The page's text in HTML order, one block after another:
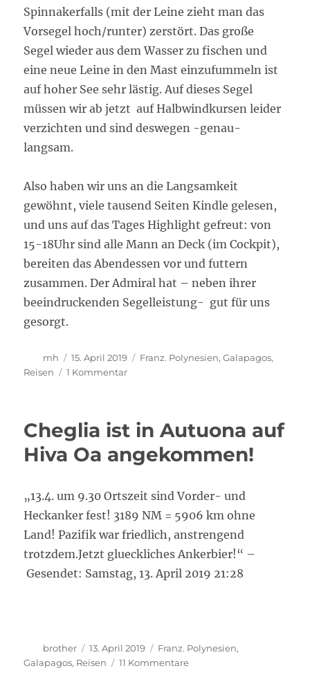
Spinnakerfalls (mit der Leine zieht man das
Vorsegel hoch/runter) zerstört. Das große
Segel wieder aus dem Wasser zu fischen und
eine neue Leine in den Mast einzufummeln ist
auf hoher See sehr lästig. Auf dieses Segel
müssen wir ab jetzt auf Halbwindkursen leider
verzichten und sind deswegen -genau-
langsam.
Also haben wir uns an die Langsamkeit
gewöhnt, viele tausend Seiten Kindle gelesen,
und uns auf das Tages Highlight gefreut: von
15-18Uhr sind alle Mann an Deck (im Cockpit),
bereiten das Abendessen vor und futtern
zusammen. Der Admiral hat – neben ihrer
beeindruckenden Segelleistung- gut für uns
gesorgt.
Autor
mh
Veröffentlicht
am
15. April 2019 Kategorien
Franz. Polynesien,Galapagos,
Reisen
1 Kommentarzu
stop
Pazifik
Cheglia ist in Autuona auf
Hiva Oa angekommen!
„13.4. um 9.30 Ortszeit sind Vorder- und
Heckanker fest! 3189 NM = 5906 km ohne
Land! Pazifik war friedlich, anstrengend
trotzdem.Jetzt glueckliches Ankerbier!“ –
Gesendet: Samstag, 13. April 2019 21:28
Autor
brother
Veröffentlicht
am
13. April 2019 Kategorien
Franz. Polynesien,
Galapagos, Reisen 11 Kommentarezu